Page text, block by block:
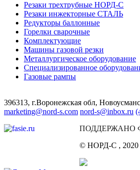
Резаки трехтрубные НОРД-С
Резаки инжекторные СТАЛЬ
Редукторы баллонные
Горелки сварочные
Комплектующие
Машины газовой резки
Металлургическое оборудование
Специализированное
Газовые рампы
396313, г.Воронежская обл,
marketing@nord-s.com nord-s@inbox.ru
ПОДДЕРЖАНО
© НОРД-С , 2020